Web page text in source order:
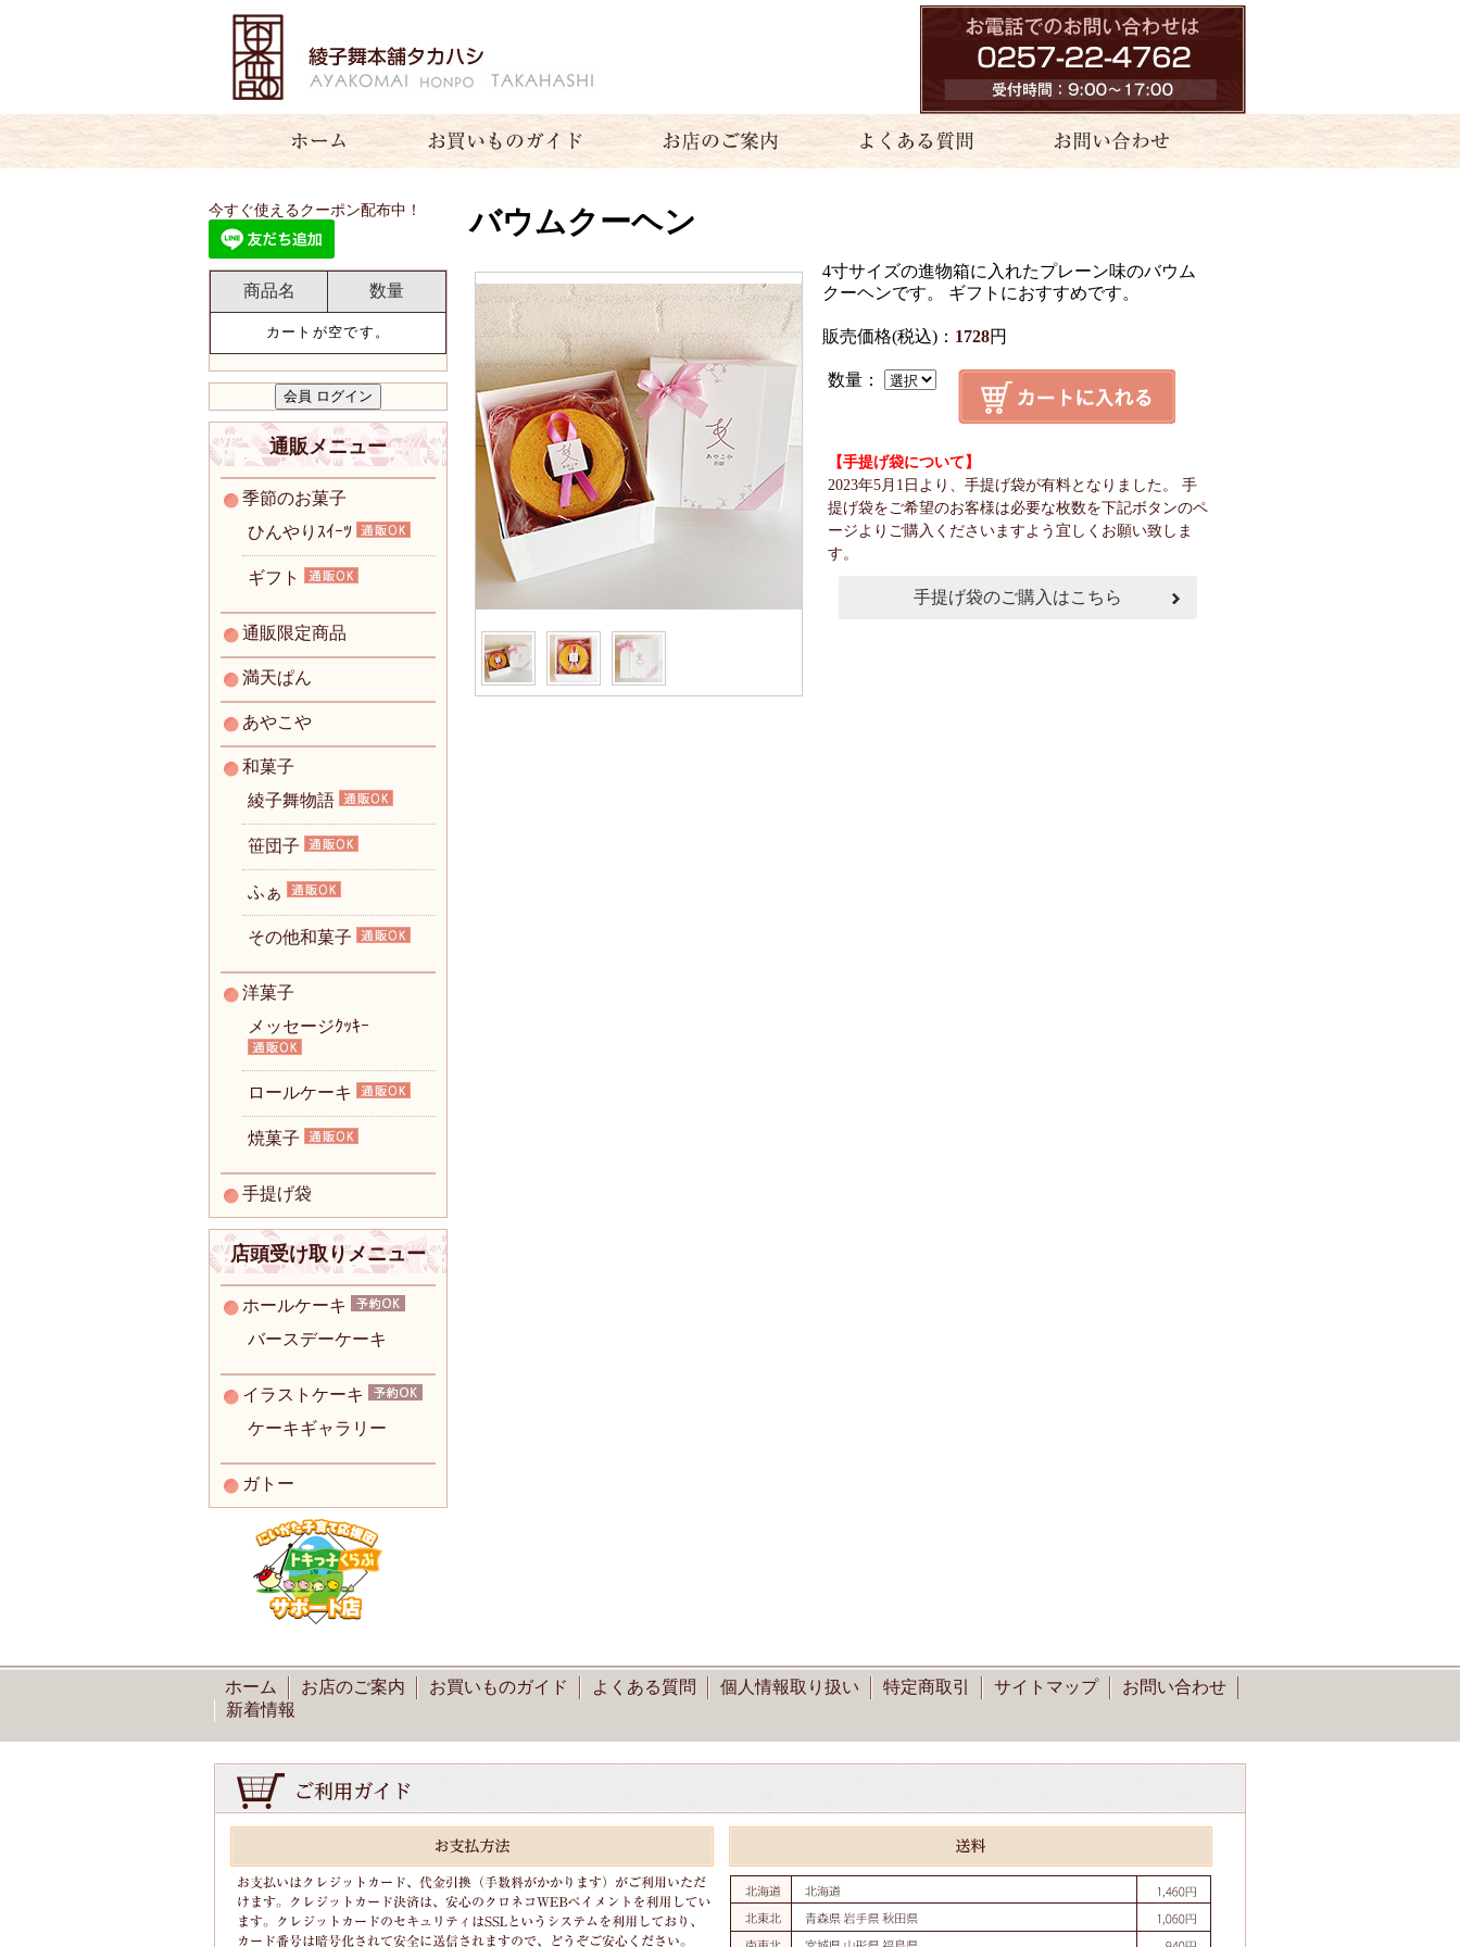
今すぐ使えるクーポン配布中！
商品名 数量
カートが空です。
通販メニュー
季節のお菓子
ひんやりｽｲｰﾂ
ギフト
通販限定商品
満天ぱん
あやこや
和菓子
綾子舞物語
笹団子
ふぁ
その他和菓子
洋菓子
メッセージｸｯｷｰ
ロールケーキ
焼菓子
手提げ袋
店頭受け取りメニュー
ホールケーキ
バースデーケーキ
イラストケーキ
ケーキギャラリー
ガトー
バウムクーヘン
4寸サイズの進物箱に入れたプレーン味のバウム
クーヘンです。 ギフトにおすすめです。
販売価格(税込)： 1728円
数量：
【手提げ袋について】
2023年5月1日より、手提げ袋が有料となりました。 手
提げ袋をご希望のお客様は必要な枚数を下記ボタンのペ
ージよりご購入くださいますよう宜しくお願い致しま
す。
手提げ袋のご購入はこちら
ホーム お店のご案内 お買いものガイド よくある質問 個人情報取り扱い 特定商取引 サイトマップ
お問い合わせ
新着情報